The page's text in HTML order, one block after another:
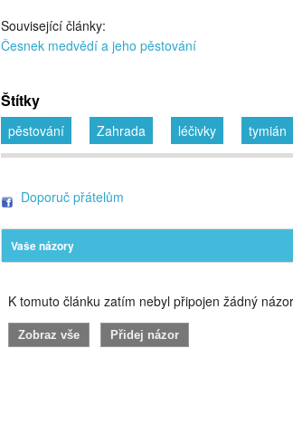
Související články:
Česnek medvědí a jeho pěstování
Štítky
pěstování Zahrada léčivky tymián
Doporuč přátelům
Vaše názory
K tomuto článku zatím nebyl připojen žádný